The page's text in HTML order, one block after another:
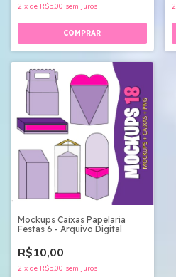
2 x de R$5,00 sem juros 2
Mockups Caixas Papelaria
Festas 6 - Arquivo Digital
R$10,00
2 x de R$5,00 sem juros